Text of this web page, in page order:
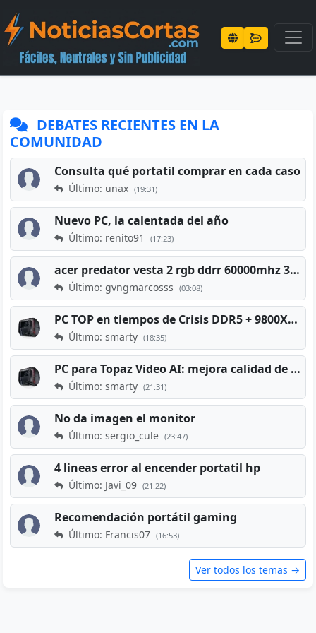
DEBATES RECIENTES EN LA
COMUNIDAD
Consulta qué portatil comprar en cada caso
Último: unax (19:31)
Nuevo PC, la calentada del año
Último: renito91 (17:23)
acer predator vesta 2 rgb ddrr 60000mhz 32gb x2 16gb
Último: gvngmarcosss (03:08)
PC TOP en tiempos de Crisis DDR5 + 9800X3D + RTX 5080 [2026][2400€]
Último: smarty (18:35)
PC para Topaz Video AI: mejora calidad de vídeos viejos
Último: smarty (21:31)
No da imagen el monitor
Último: sergio_cule (23:47)
4 lineas error al encender portatil hp
Último: Javi_09 (21:22)
Recomendación portátil gaming
Último: Francis07 (16:53)
Ver todos los temas →